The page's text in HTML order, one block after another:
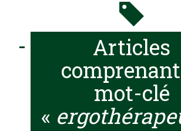
Articles
mot-clé
«